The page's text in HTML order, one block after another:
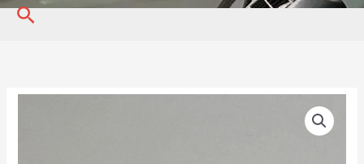
Hae